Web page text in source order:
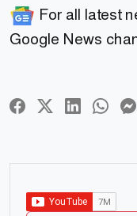
For all latest
Google News